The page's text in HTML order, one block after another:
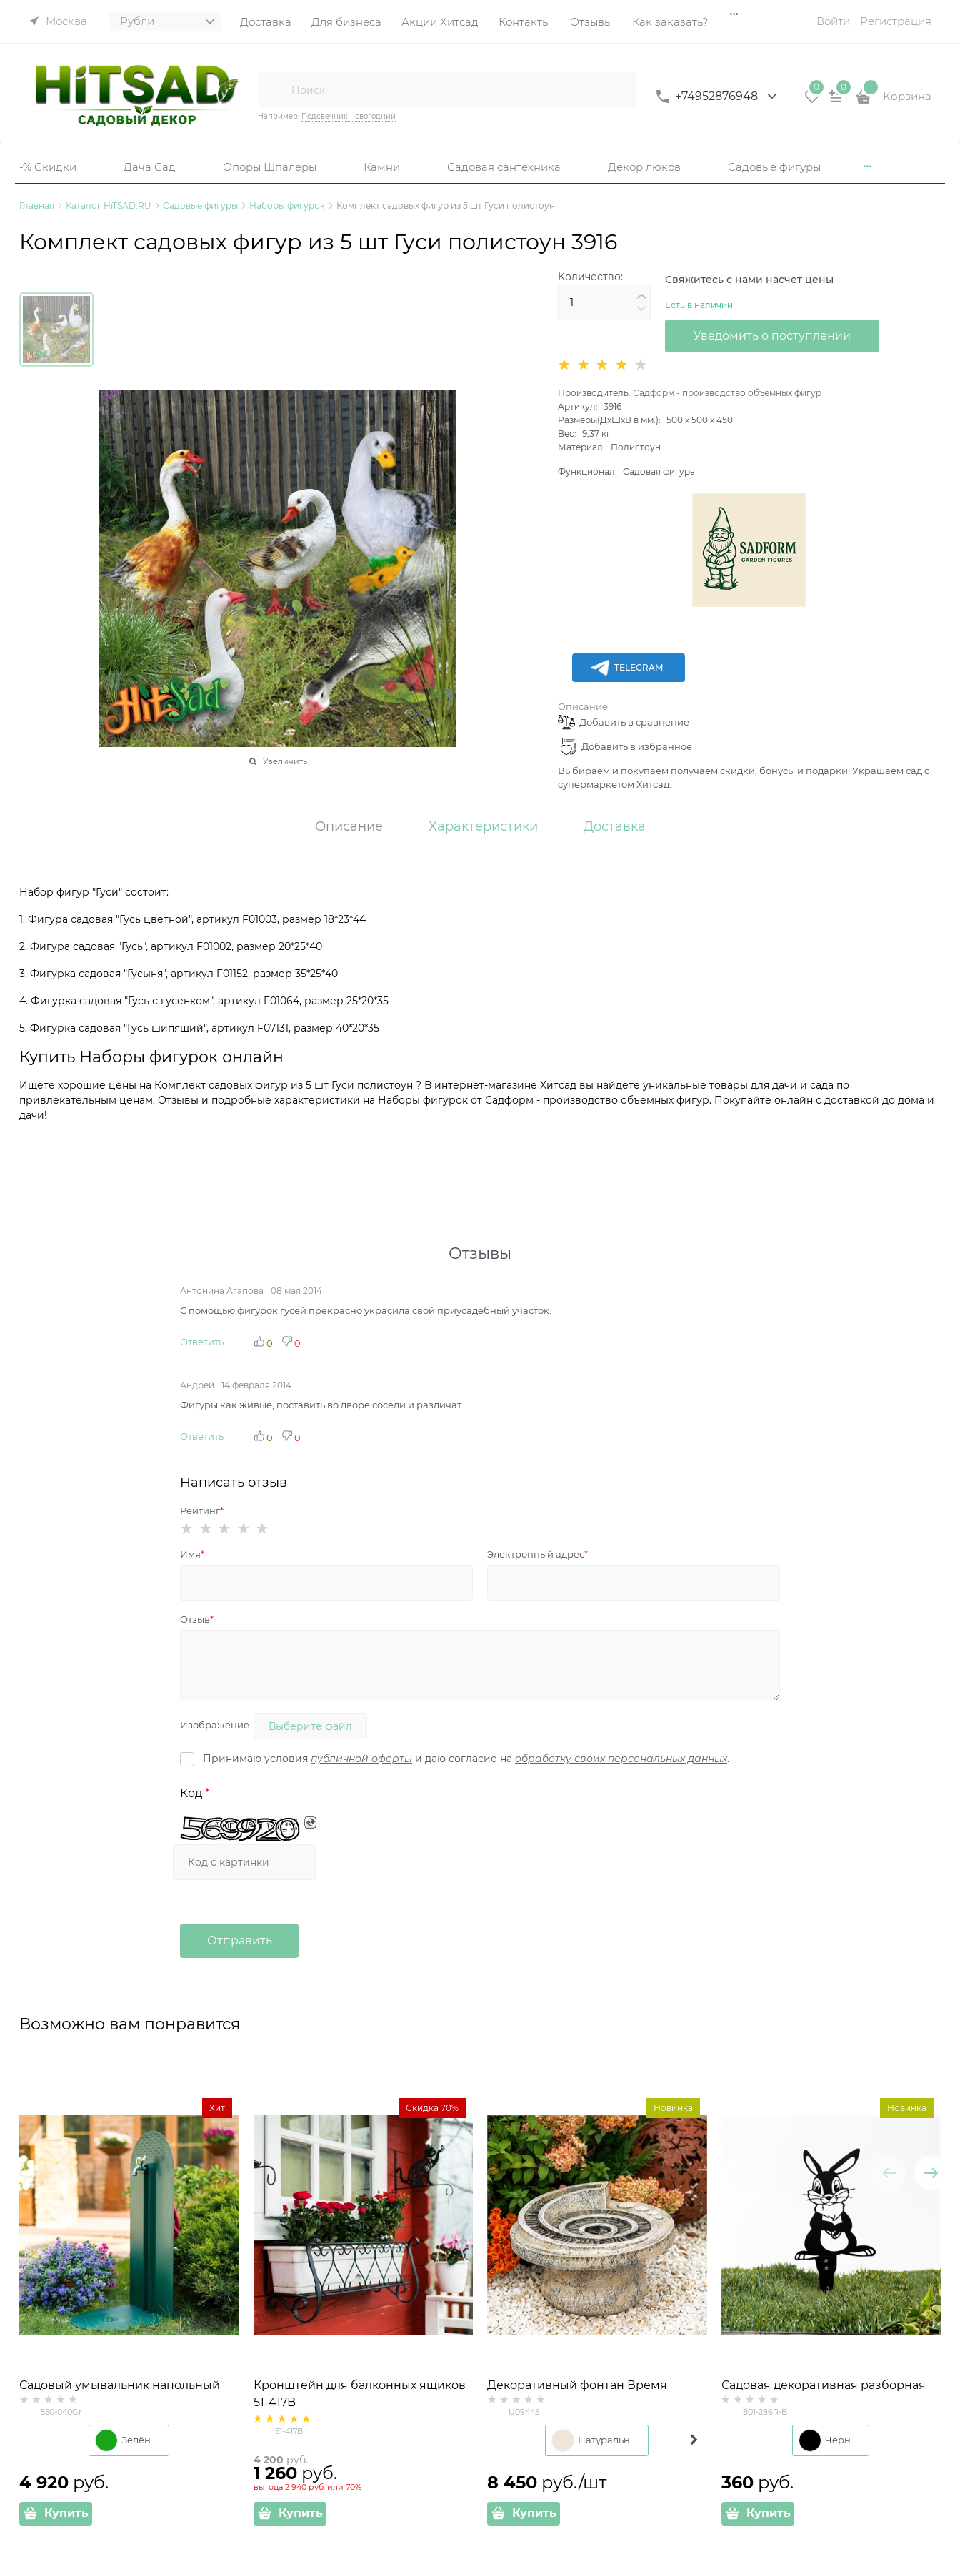
Москва Доставка Для бизнеса Акции Хитсад Контакты Отзывы Как заказать? Войти Регистрация
Например: Подсвечник новогодний
+74952876948
0 0
Корзина
-% Скидки Дача Сад Опоры Шпалеры Камни Садовая сантехника Декор люков Садовые фигуры
Главная Каталог HiTSAD.RU Садовые фигуры Наборы фигурок Комплект садовых фигур из 5 шт Гуси полистоун
Комплект садовых фигур из 5 шт Гуси полистоун 3916
Увеличить
Количество: Свяжитесь с нами насчет цены
Есть в наличии
Уведомить о поступлении
Производитель:Садформ - производство объемных фигур
Артикул:
3916
Размеры(ДхШхВ в мм.):
500 x500 x450
Вес:
9,37 кг.
Материал:
Полистоун
Функционал: Садовая фигура
TELEGRAM
Описание
Добавить в сравнение
Добавить в избранное
Выбираем и покупаем получаем скидки, бонусы и подарки! Украшаем сад с
супермаркетом Хитсад.
Описание Характеристики Доставка
Набор фигур "Гуси" состоит:
1. Фигура садовая "Гусь цветной", артикул F01003, размер 18*23*44
2. Фигура садовая "Гусь", артикул F01002, размер 20*25*40
3. Фигурка садовая "Гусыня", артикул F01152, размер 35*25*40
4. Фигурка садовая "Гусь с гусенком", артикул F01064, размер 25*20*35
5. Фигурка садовая "Гусь шипящий", артикул F07131, размер 40*20*35
Купить Наборы фигурок онлайн
Ищете хорошие цены на Комплект садовых фигур из 5 шт Гуси полистоун ? В интернет-магазине Хитсад вы найдете уникальные товары для дачи и сада по
привлекательным ценам. Отзывы и подробные характеристики на Наборы фигурок от Садформ - производство объемных фигур. Покупайте онлайн с доставкой до дома и
дачи!
Отзывы
Антонина Агапова 08 мая 2014
С помощью фигурок гусей прекрасно украсила свой приусадебный участок.
Ответить 0 0
Андрей 14 февраля 2014
Фигуры как живые, поставить во дворе соседи и различат.
Ответить 0 0
Написать отзыв
Рейтинг
Имя Электронный адрес
Отзыв
Изображение Выберите файл
Принимаю условия публичной оферты и даю согласие на обработку своих персональных данных.
Код
Возможно вам понравится
Садовый умывальник напольный
550-040 h=80 см
550-040Gr
Зелёный
Хит
4 920 руб.
Купить
Кронштейн для балконных ящиков
51-417B
51-417B
Скидка 70%
4 200 руб.
1 260 руб.
выгода 2 940 руб.или 70%
Купить
Декоративный фонтан Время
U09445 полистоун h=31 см
U09445
Натуральный Бронза
Новинка
8 450 руб./шт
Купить
Садовая декоративная разборная
фигура Заяц 801-286R h=35 см
металл
801-286R-B
Черный
Новинка
360 руб.
Купить